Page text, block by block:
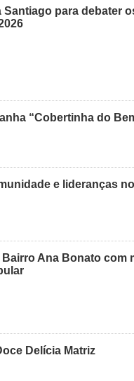
Santiago para debater
“Cobertinha do
e lideranças
Bairro Ana Bonato com
Delícia Matriz